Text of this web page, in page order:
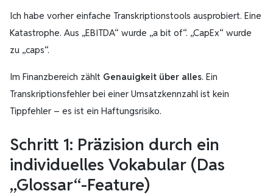
Ich habe vorher einfache Transkriptionstools ausprobiert. Eine
Katastrophe. Aus „EBITDA“ wurde „a bit of“. „CapEx“ wurde
zu „caps“.
Im Finanzbereich zählt Genauigkeit über alles. Ein
Transkriptionsfehler bei einer Umsatzkennzahl ist kein
Tippfehler – es ist ein Haftungsrisiko.
Schritt 1: Präzision durch ein
individuelles Vokabular (Das
„Glossar“-Feature)